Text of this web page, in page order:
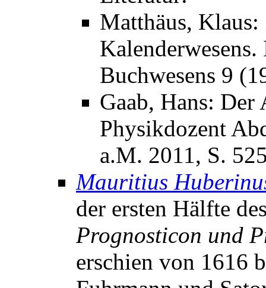
Matthäus, Klaus:
Buchwesens 9
Gaab, Hans:
Physikdozent
a.M. 2011, S.
Mauritius
der ersten Hälfte
Prognosticon und
erschien von 1616